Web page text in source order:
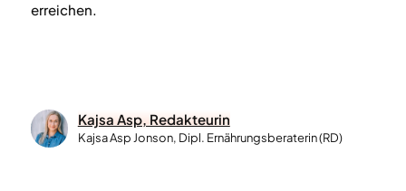
erreichen.
Kajsa Asp, Redakteurin
Kajsa Asp Jonson, Dipl. Ernährungsberaterin (RD)